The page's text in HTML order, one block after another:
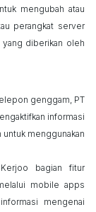
mengubah atau
perangkat server
diberikan oleh
genggam, PT
informasi
menggunakan
Kerjoo
bagian fitur
mobile apps
mengenai